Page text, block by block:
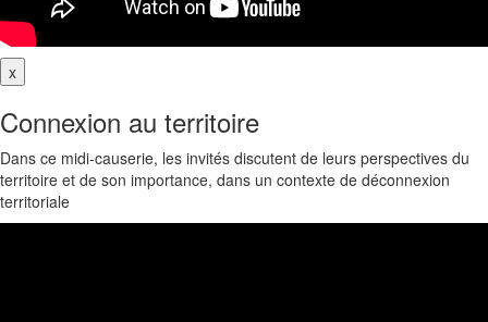
x
Connexion au territoire
Dans ce midi-causerie, les invités discutent de leurs perspectives du
territoire et de son importance, dans un contexte de déconnexion
territoriale